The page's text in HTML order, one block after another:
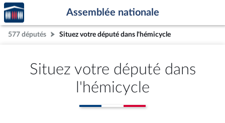
Aller au contenu
Aller en bas de la page
Accèder
à la
page
d'accueil
Assemblée nationale
577 députés Situez votre député dans l'hémicycle
Situez votre député dans
l'hémicycle